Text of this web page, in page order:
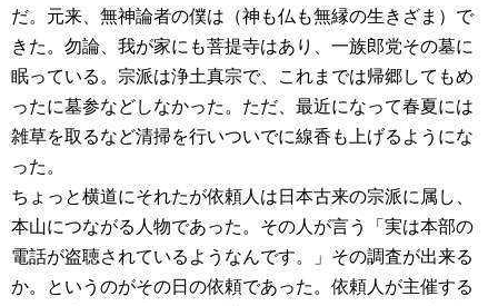
だ。元来、無神論者の僕は（神も仏も無縁の生きざま）で
きた。勿論、我が家にも菩提寺はあり、一族郎党その墓に
眠っている。宗派は浄土真宗で、これまでは帰郷してもめ
ったに墓参などしなかった。ただ、最近になって春夏には
雑草を取るなど清掃を行いついでに線香も上げるようにな
った。
ちょっと横道にそれたが依頼人は日本古来の宗派に属し、
本山につながる人物であった。その人が言う「実は本部の
電話が盗聴されているようなんです。」その調査が出来る
か。というのがその日の依頼であった。依頼人が主催する